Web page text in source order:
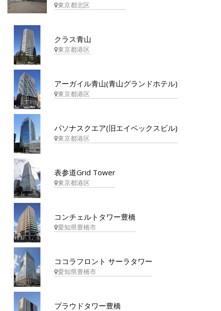
東京都北区
クラス青山
東京都港区
アーガイル青山(青山グランドホテル)
東京都港区
パソナスクエア(旧エイベックスビル)
東京都港区
表参道Grid Tower
東京都港区
コンチェルトタワー豊橋
愛知県豊橋市
ココラフロント サーラタワー
愛知県豊橋市
プラウドタワー豊橋